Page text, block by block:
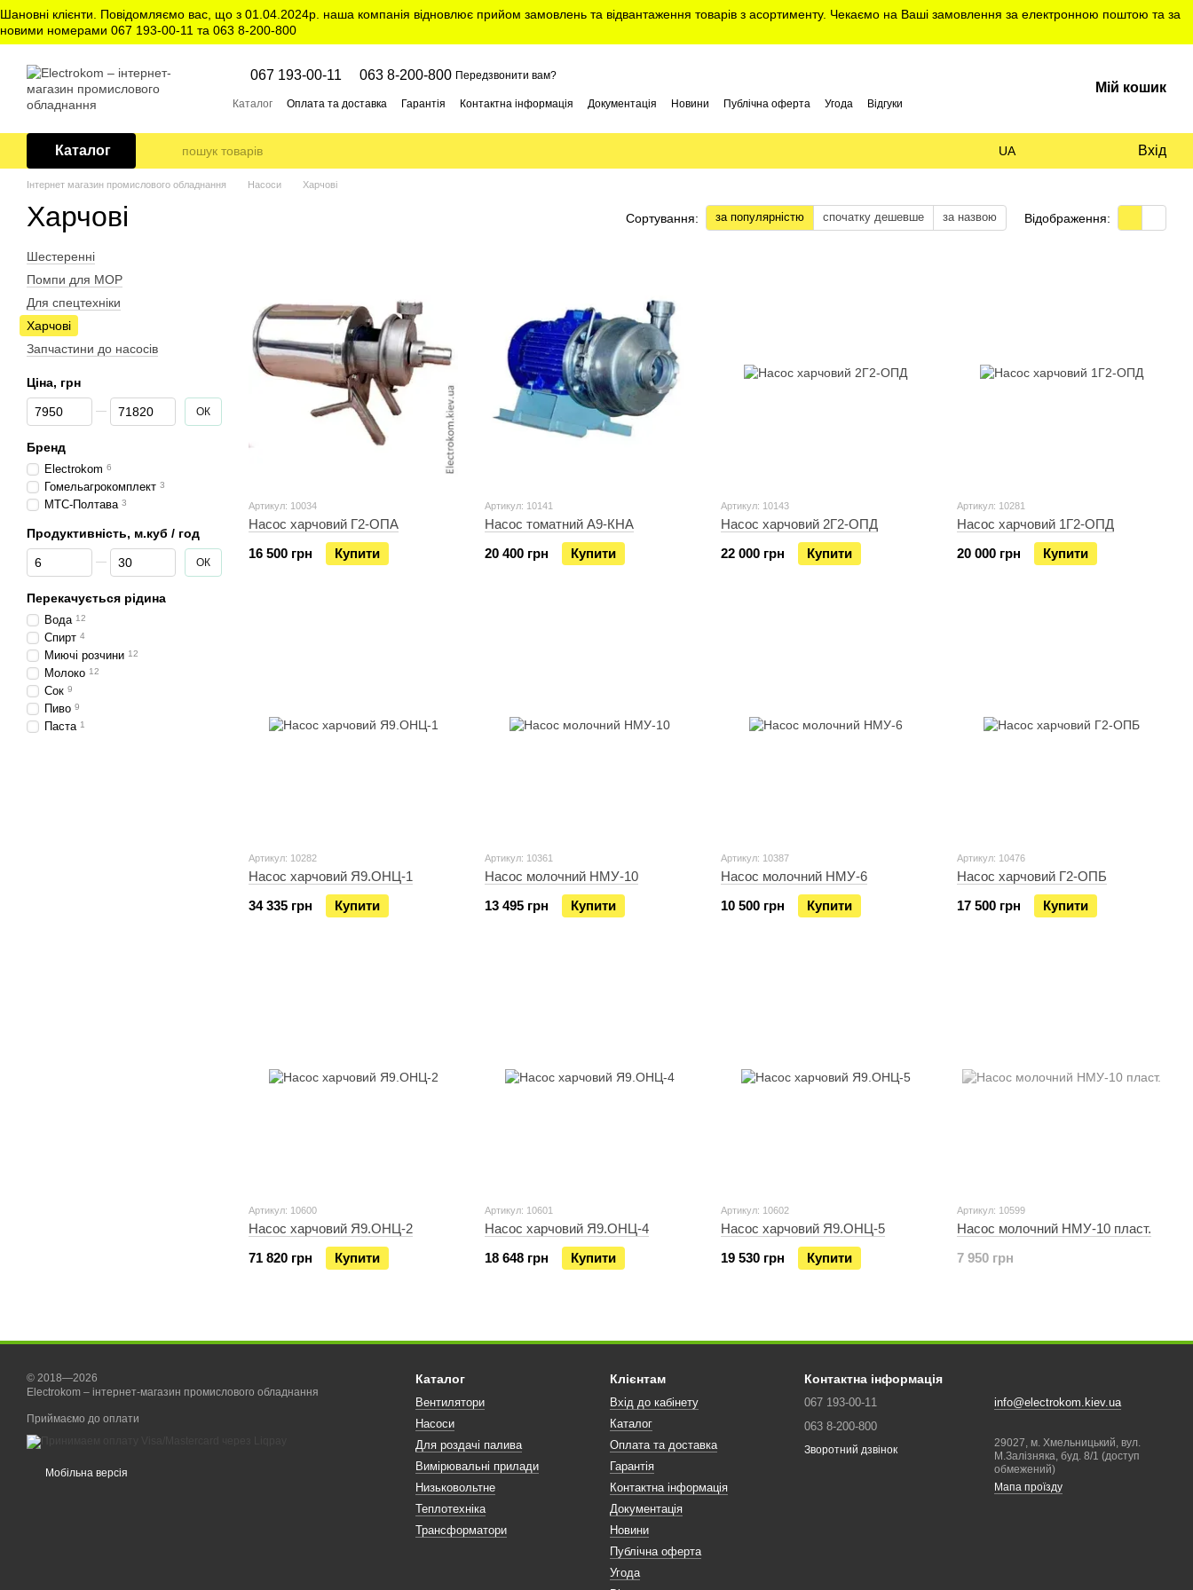
Перейти до основного контенту
Шановні клієнти. Повідомляємо вас, що з 01.04.2024р. наша компанія відновлює прийом замовлень та відвантаження товарів з асортименту. Чекаємо на Ваші замовлення за електронною поштою та за
новими номерами 067 193-00-11 та 063 8-200-800
067 193-00-11 063 8-200-800 Передзвонити вам?
Каталог Оплата та доставка Гарантія Контактна інформація Документація Новини Публічна оферта Угода Відгуки
Мій кошик
Каталог UA Вхід
Інтернет магазин промислового обладнання Насоси Харчові
Харчові Сортування: за популярністю спочатку дешевше за назвою Відображення:
Артикул: 10034
Насос харчовий Г2-ОПА
16 500 грн
Купити
Артикул: 10141
Насос томатний А9-КНА
20 400 грн
Купити
Артикул: 10143
Насос харчовий 2Г2-ОПД
22 000 грн
Купити
Артикул: 10281
Насос харчовий 1Г2-ОПД
20 000 грн
Купити
Артикул: 10282
Насос харчовий Я9.ОНЦ-1
34 335 грн
Купити
Артикул: 10361
Насос молочний НМУ-10
13 495 грн
Купити
Артикул: 10387
Насос молочний НМУ-6
10 500 грн
Купити
Артикул: 10476
Насос харчовий Г2-ОПБ
17 500 грн
Купити
Артикул: 10600
Насос харчовий Я9.ОНЦ-2
71 820 грн
Купити
Артикул: 10601
Насос харчовий Я9.ОНЦ-4
18 648 грн
Купити
Артикул: 10602
Насос харчовий Я9.ОНЦ-5
19 530 грн
Купити
Артикул: 10599
Насос молочний НМУ-10 пласт.
7 950 грн
Шестеренні
Помпи для МОР
Для спецтехніки
Харчові
Запчастини до насосів
Ціна, грн
Від Ціна, грн
До Ціна, грн ОК
Бренд
Electrokom 6
Гомельагрокомплект 3
МТС-Полтава 3
Продуктивність, м.куб / год
Від Продуктивність, м.куб / год
До Продуктивність, м.куб / годОК
Перекачується рідина
Вода 12
Спирт 4
Миючі розчини 12
Молоко 12
Сок 9
Пиво 9
Паста 1
© 2018—2026
Electrokom – інтернет-магазин промислового обладнання
Приймаємо до оплати
Мобільна версія
Каталог
Вентилятори
Насоси
Для роздачі палива
Вимірювальні прилади
Низьковольтне
Теплотехніка
Трансформатори
Клієнтам
Вхід до кабінету
Каталог
Оплата та доставка
Гарантія
Контактна інформація
Документація
Новини
Публічна оферта
Угода
Контактна інформація
067 193-00-11
063 8-200-800
Зворотний дзвінок
info@electrokom.kiev.ua
29027, м. Хмельницький, вул.
М.Залізняка, буд. 8/1 (доступ
обмежений)
Мапа проїзду